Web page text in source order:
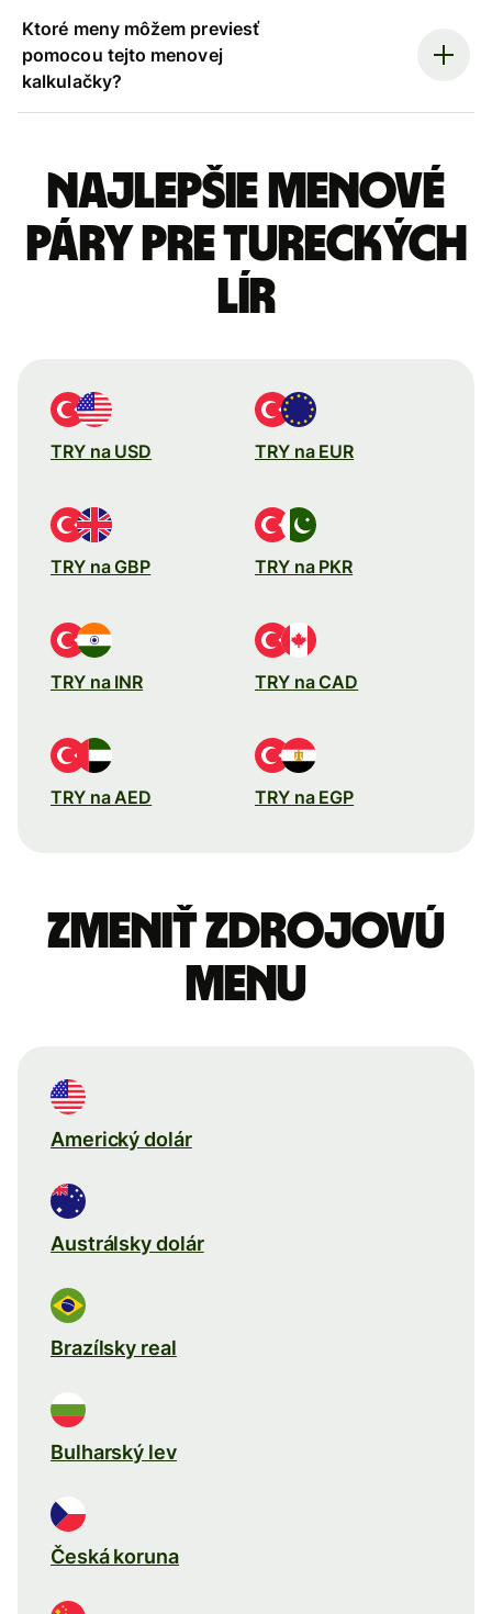
Ktoré meny môžem previesť
pomocou tejto menovej
kalkulačky?
Najlepšie menové
páry pre Tureckých
lír
TRY na USD TRY na EUR
TRY na GBP TRY na PKR
TRY na INR TRY na CAD
TRY na AED TRY na EGP
Zmeniť zdrojovú
menu
Americký dolár
Austrálsky dolár
Brazílsky real
Bulharský lev
Česká koruna